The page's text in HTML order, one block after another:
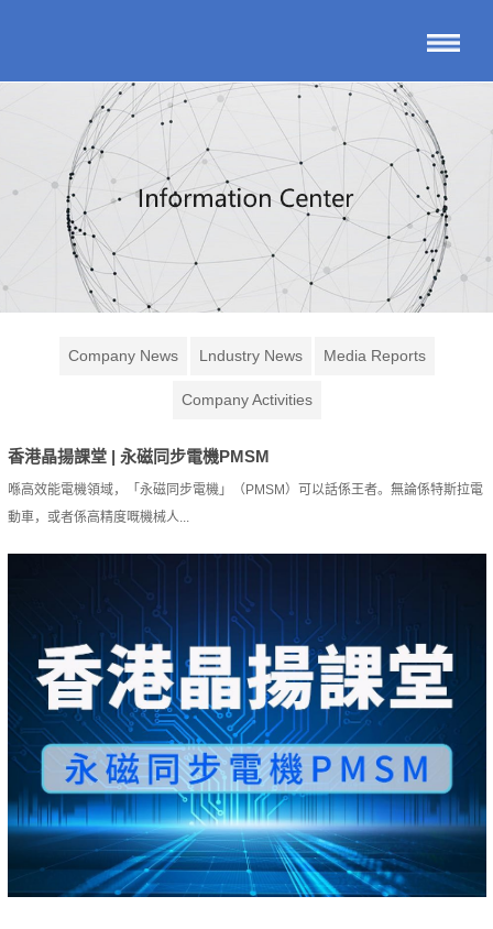
Company News Lndustry News Media Reports
Company Activities
香港晶揚課堂 | 永磁同步電機PMSM
喺高效能電機領域，「永磁同步電機」（PMSM）可以話係王者。無論係特斯拉電
動車，或者係高精度嘅機械人...